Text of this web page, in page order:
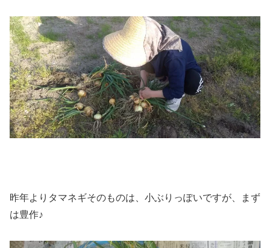
昨年よりタマネギそのものは、小ぶりっぽいですが、まず
は豊作♪